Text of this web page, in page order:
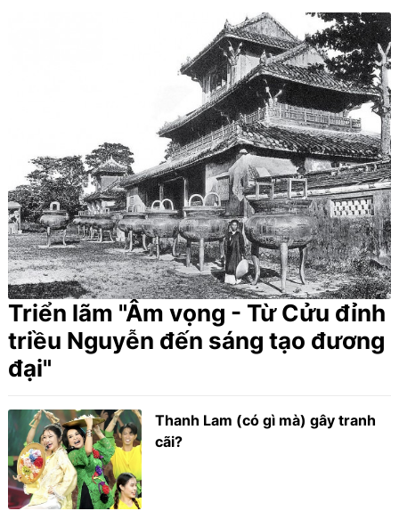
Triển lãm "Âm vọng - Từ Cửu đỉnh
triều Nguyễn đến sáng tạo đương
đại"
Thanh Lam (có gì mà) gây tranh
cãi?